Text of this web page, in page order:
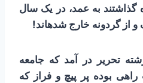
گذاشتند به عمد، در یک سال
از گردونه خارج شده­اند!
تحریر در آمد که جامعه
بوده پر پیچ و فراز که